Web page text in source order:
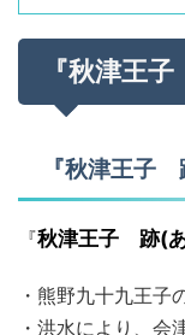
『秋津王
『秋津王子
『秋津王子 跡(
・熊野九十九王子
・洪水により、会